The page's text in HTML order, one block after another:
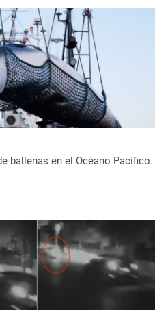
ballenas en el Océano Pacífico.